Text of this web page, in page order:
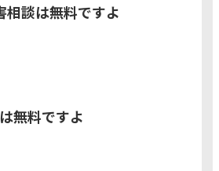
相談は無料ですよ
無料ですよ